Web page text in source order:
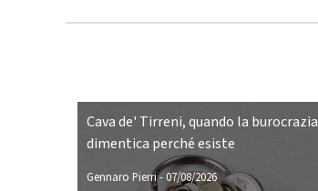
Cava de' Tirreni, quando la burocrazia
dimentica perché esiste
Gennaro Pierri- 07/08/2026